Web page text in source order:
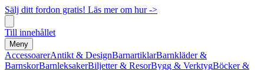
Sälj ditt fordon gratis! Läs mer om hur ->
Till innehållet
Meny
AccessoarerAntikt & DesignBarnartiklarBarnkläder &
BarnskorBarnleksakerBiljetter & ResorBygg & VerktygBöcker &